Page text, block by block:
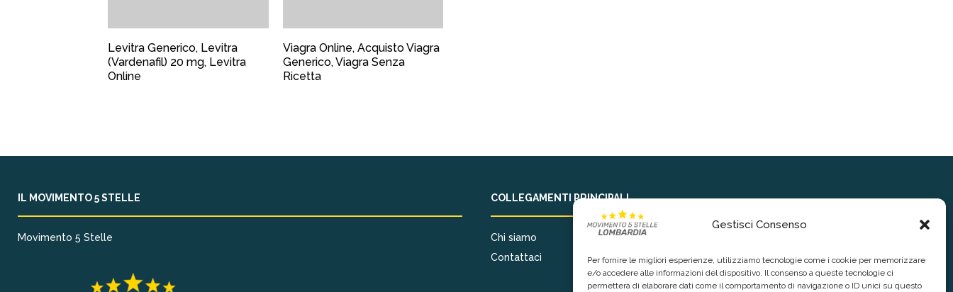
Gestisci Consenso
Per fornire le migliori esperienze, utilizziamo tecnologie come i cookie per memorizzare
e/o accedere alle informazioni del dispositivo. Il consenso a queste tecnologie ci
permetterà di elaborare dati come il comportamento di navigazione o ID unici su questo
Levitra Generico, Levitra
(Vardenafil) 20 mg, Levitra
Online
Viagra Online, Acquisto Viagra
Generico, Viagra Senza
Ricetta
IL MOVIMENTO 5 STELLE
Movimento 5 Stelle
COLLEGAMENTI PRINCIPALI
Chi siamo
Contattaci